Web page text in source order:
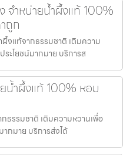
จำหน่ายน้ำผึ้งแท้ 100%
ถูก
งแท้จากธรรมชาติ เติมความ
ะโยชน์มากมาย บริการส
น้ำผึ้งแท้ 100% หอม
ธรรมชาติ เติมความหวานเพื่อ
กมาย บริการส่งได้